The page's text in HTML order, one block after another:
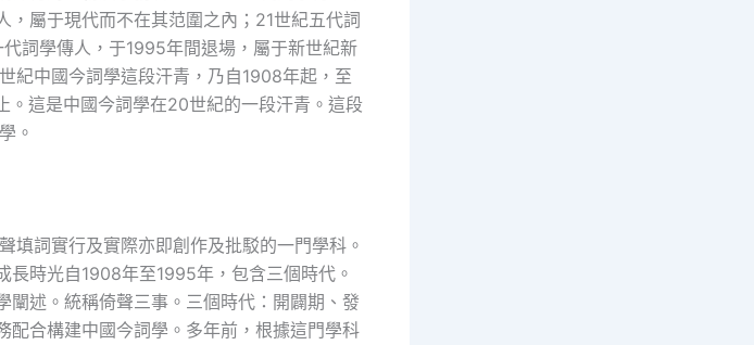
屬于現代而不在其范圍之內；21世紀五代詞
詞學傳人，于1995年間退場，屬于新世紀新
紀中國今詞學這段汗青，乃自1908年起，至
這是中國今詞學在20世紀的一段汗青。這段
。
填詞實行及實際亦即創作及批駁的一門學科。
時光自1908年至1995年，包含三個時代。
闡述。統稱倚聲三事。三個時代：開闢期、發
配合構建中國今詞學。多年前，根據這門學科